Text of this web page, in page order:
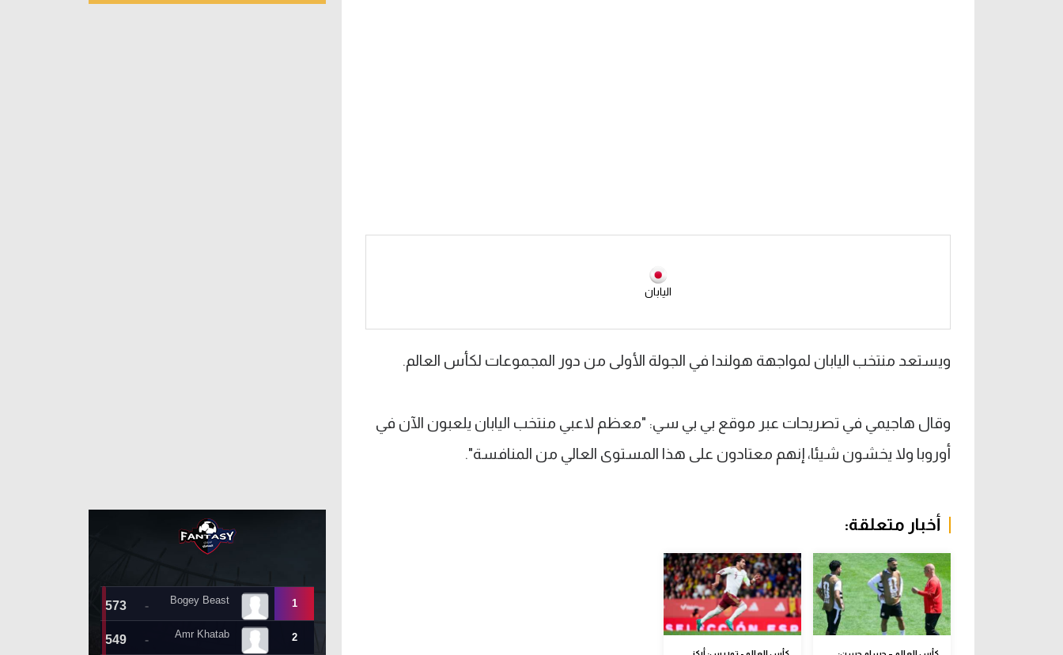
اليابان
ويستعد منتخب اليابان لمواجهة هولندا في الجولة الأولى من دور المجموعات لكأس العالم.
وقال هاجيمي في تصريحات عبر موقع بي بي سي: "معظم لاعبي منتخب اليابان يلعبون الآن في
أوروبا ولا يخشون شيئا، إنهم معتادون على هذا المستوى العالي من المنافسة".
أخبار متعلقة: